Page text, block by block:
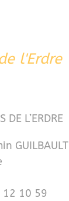
l'Erdre
DE L’ERDRE
GUILBAULT
12 10 59